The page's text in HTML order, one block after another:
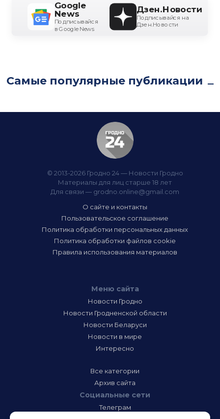
Google
News
Подписывайся
в Google News
Дзен.Новости
Подписывайся на
Дзен.Новости
Самые популярные публикации
© 2013-2026 Гродно 24 — Новости Гродно
Материалы для лиц старше 18 лет
Для связи — grodno.online@gmail.com
О сайте и контакты
Пользовательское соглашение
Политика обработки персональных данных
Политика обработки файлов cookie
Правила использования материалов
Меню сайта
Новости Гродно
Новости Гродненской области
Новости Беларуси
Новости в мире
Интересно
Все категории
Архив сайта
Социальные сети
Телеграм